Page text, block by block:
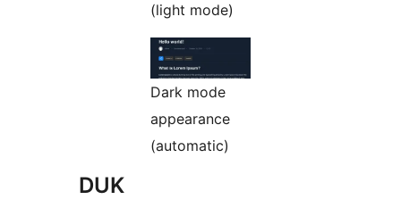
(light mode)
Dark mode
appearance
(automatic)
DUK